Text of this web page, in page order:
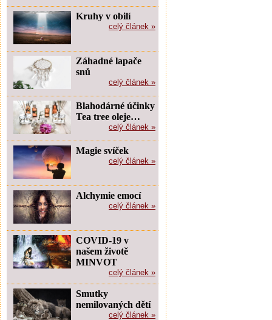
Kruhy v obilí
celý článek »
Záhadné lapače
snů
celý článek »
Blahodárné účinky
Tea tree oleje…
celý článek »
Magie svíček
celý článek »
Alchymie emocí
celý článek »
COVID-19 v
našem životě
MINVOT
celý článek »
Smutky
nemilovaných dětí
celý článek »